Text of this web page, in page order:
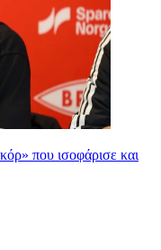
που ισοφάρισε και